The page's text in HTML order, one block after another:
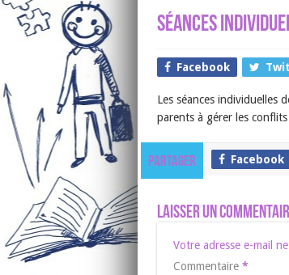
Séances
Facebook
Les séances individuelles
parents à gérer les
Partager Facebook
Laisser un
Votre adresse e-mail
Commentaire *